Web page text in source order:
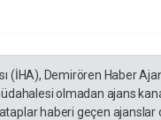
(İHA), Demirören Haber
olmadan ajans
haberi geçen